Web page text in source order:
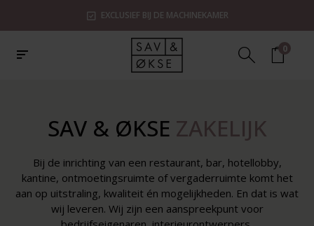
EXCLUSIEF BIJ DE MACHINEKAMER
0
SAV & ØKSE ZAKELIJK
Bij de inrichting van een restaurant, bar, hotellobby,
kantine, ontmoetingsruimte of vergaderruimte komt het
aan op uitstraling, kwaliteit én mogelijkheden. En dat is wat
wij leveren. Wij zijn een aanspreekpunt voor